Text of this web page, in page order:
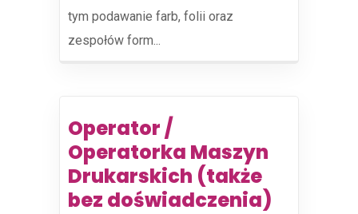
tym podawanie farb, folii oraz
zespołów form...
Operator /
Operatorka Maszyn
Drukarskich (także
bez doświadczenia)